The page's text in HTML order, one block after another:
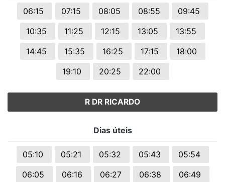
06:15 07:15 08:05 08:55
09:45
10:35
11:25 12:15 13:05
13:55
14:45
15:35 16:25 17:15
18:00
19:10
20:25 22:00
R DR RICARDO
Dias úteis
05:10 05:21 05:32 05:43
05:54
06:05
06:16 06:27 06:38 06:49